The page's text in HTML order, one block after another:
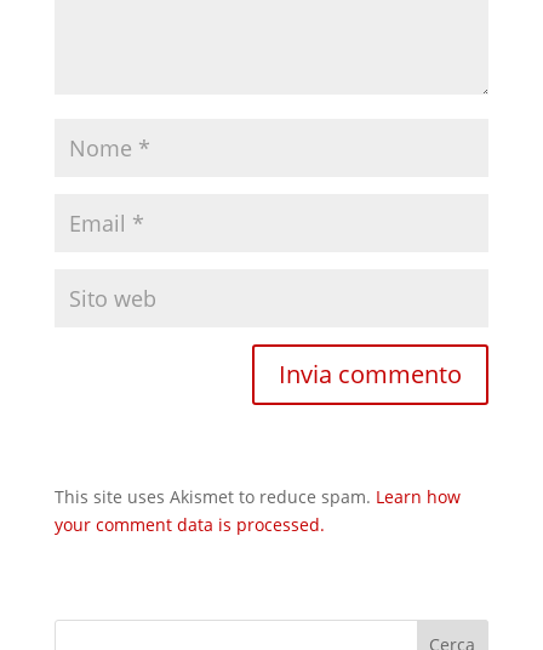
This site uses Akismet to reduce spam. Learn how
your comment data is processed.